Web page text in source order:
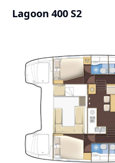
Lagoon 400 S2